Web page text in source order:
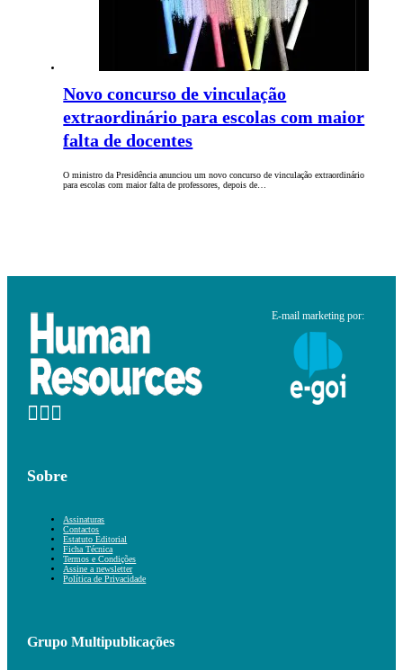
Novo concurso de vinculação
extraordinário para escolas com maior
falta de docentes
O ministro da Presidência anunciou um novo concurso de vinculação extraordinário
para escolas com maior falta de professores, depois de…
E-mail marketing por:
Sobre
Assinaturas
Contactos
Estatuto Editorial
Ficha Técnica
Termos e Condições
Assine a newsletter
Política de Privacidade
Grupo Multipublicações